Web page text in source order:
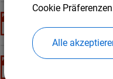
2022-05-
(154,02 KB)
2022-05-
Cookie
Alle